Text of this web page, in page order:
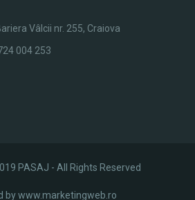
Vâlcii nr. 255, Craiova
004 253
PASAJ - All Rights Reserved
bywww.marketingweb.ro